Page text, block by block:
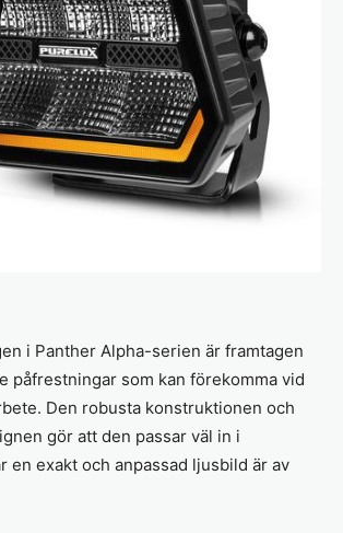
i Panther Alpha-serien är framtagen
påfrestningar som kan förekomma vid
Den robusta konstruktionen och
gör att den passar väl in i
en exakt och anpassad ljusbild är av